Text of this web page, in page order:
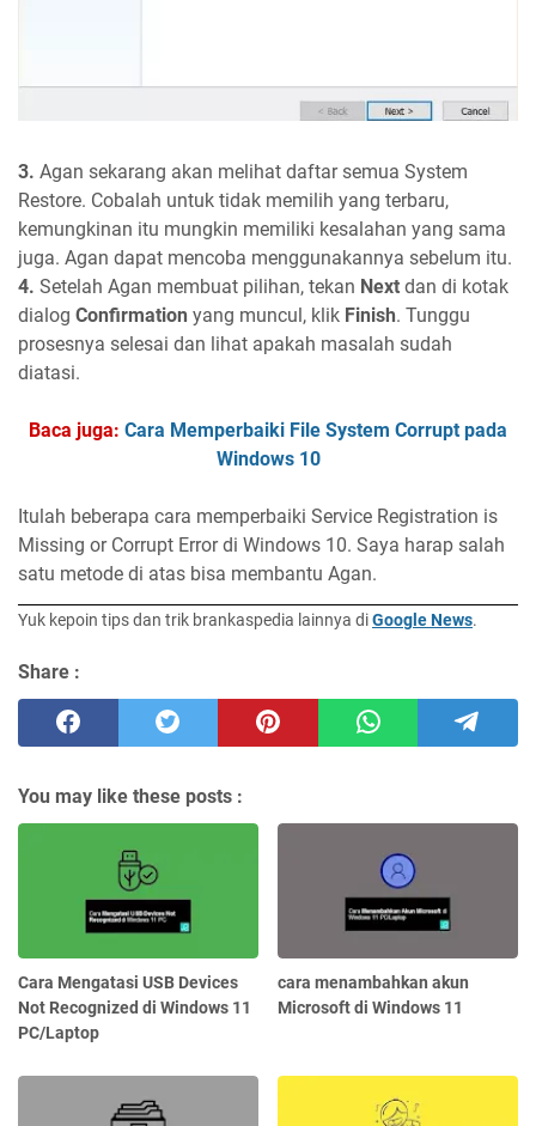
3. Agan sekarang akan melihat daftar semua System
Restore. Cobalah untuk tidak memilih yang terbaru,
kemungkinan itu mungkin memiliki kesalahan yang sama
juga. Agan dapat mencoba menggunakannya sebelum itu.
4. Setelah Agan membuat pilihan, tekan Next dan di kotak
dialog Confirmation yang muncul, klik Finish. Tunggu
prosesnya selesai dan lihat apakah masalah sudah
diatasi.
Baca juga: Cara Memperbaiki File System Corrupt pada
Windows 10
Itulah beberapa cara memperbaiki Service Registration is
Missing or Corrupt Error di Windows 10. Saya harap salah
satu metode di atas bisa membantu Agan.
Yuk kepoin tips dan trik brankaspedia lainnya diGoogle News.
Share :
You may like these posts :
Cara Mengatasi USB Devices
Not Recognized di Windows 11
PC/Laptop
cara menambahkan akun
Microsoft di Windows 11